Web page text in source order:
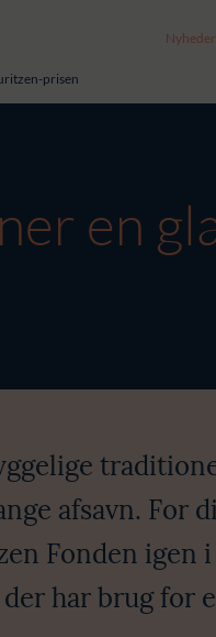
Nyheder
prisen
en
afsavn. For
Fonden igen
har brug for